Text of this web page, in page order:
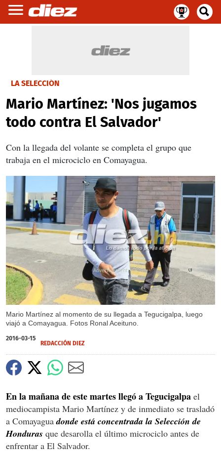
LA SELECCIÓN
Mario Martínez: 'Nos jugamos
todo contra El Salvador'
Con la llegada del volante se completa el grupo que
trabaja en el microciclo en Comayagua.
Mario Martínez al momento de su llegada a Tegucigalpa, luego
viajó a Comayagua. Fotos Ronal Aceituno.
X
X
2016-03-15
REDACCIÓN DIEZ
En la mañana de este martes llegó a Tegucigalpa el
mediocampista Mario Martínez y de inmediato se trasladó
a Comayaguadonde está concentrada la Selección de
Honduras que desarolla el último microciclo antes de
enfrentar a El Salvador.